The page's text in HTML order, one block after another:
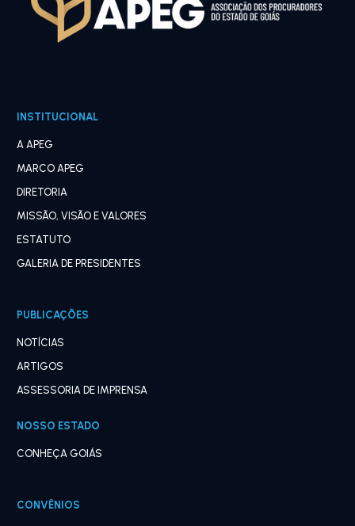
INSTITUCIONAL
A APEG
MARCO APEG
DIRETORIA
MISSÃO, VISÃO E VALORES
ESTATUTO
GALERIA DE PRESIDENTES
PUBLICAÇÕES
NOTÍCIAS
ARTIGOS
ASSESSORIA DE IMPRENSA
NOSSO ESTADO
CONHEÇA GOIÁS
CONVÊNIOS